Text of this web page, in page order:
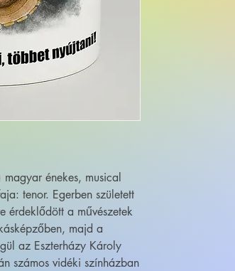
énekes, musical
tenor. Egerben született
érdeklődött a művészetek
majd a
az Eszterházy Károly
számos vidéki színházban